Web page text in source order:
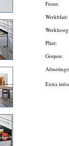
Front:
Plint:
Grepen:
Extra